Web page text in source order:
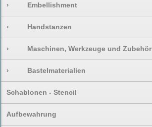
› Embellishment
› Handstanzen
› Maschinen, Werkzeuge und Zubehör
› Bastelmaterialien
Schablonen - Stencil
Aufbewahrung